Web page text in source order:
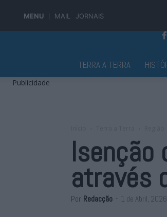
MENU MAIL JORNAIS
TERRA A TERRA
Publicidade
Isenção
através
Por Redacção - 1 de Abril, 2026